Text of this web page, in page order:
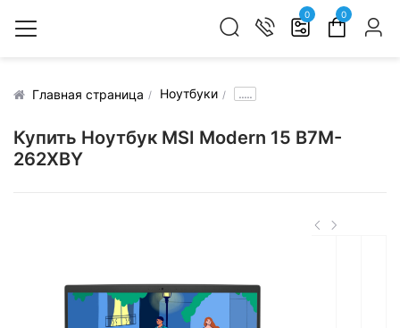
0 0
Главная страница Ноутбуки .....
Купить Ноутбук MSI Modern 15 B7M-
262XBY